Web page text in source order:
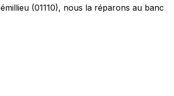
(01110), nous la réparons au banc